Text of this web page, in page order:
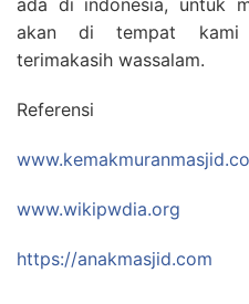
akan di tempat kami
terimakasih wassalam.
Referensi
www.wikipwdia.org
https://anakmasjid.com